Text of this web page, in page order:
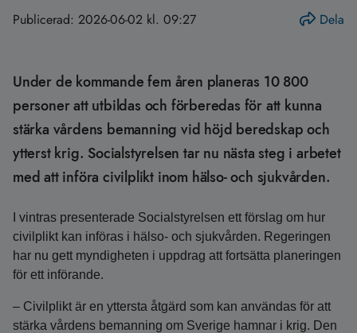
Publicerad: 2026-06-02 kl. 09:27 Dela
Under de kommande fem åren planeras 10 800
personer att utbildas och förberedas för att kunna
stärka vårdens bemanning vid höjd beredskap och
ytterst krig. Socialstyrelsen tar nu nästa steg i arbetet
med att införa civilplikt inom hälso- och sjukvården.
I vintras presenterade Socialstyrelsen ett förslag om hur
civilplikt kan införas i hälso- och sjukvården. Regeringen
har nu gett myndigheten i uppdrag att fortsätta planeringen
för ett införande.
– Civilplikt är en yttersta åtgärd som kan användas för att
stärka vårdens bemanning om Sverige hamnar i krig. Den